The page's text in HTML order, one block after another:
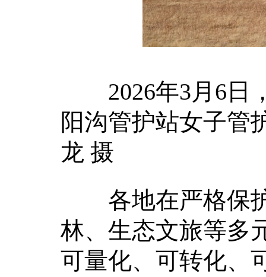
2026年3月6日，
阳沟管护站女子管
龙 摄
各地在严格保护
林、生态文旅等多
可量化、可转化、